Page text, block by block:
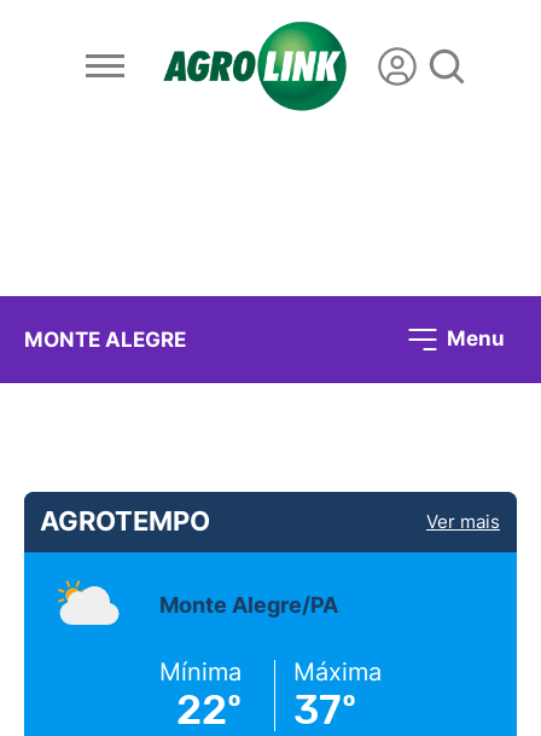
MONTE ALEGRE Menu
AGROTEMPO Ver mais
Monte Alegre/PA
Mínima
22º
Máxima
37º